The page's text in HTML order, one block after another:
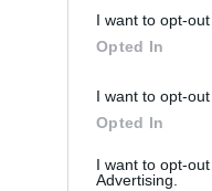
I want to opt-
Opted In
I want to opt-
Opted In
I want to opt-
Advertising.